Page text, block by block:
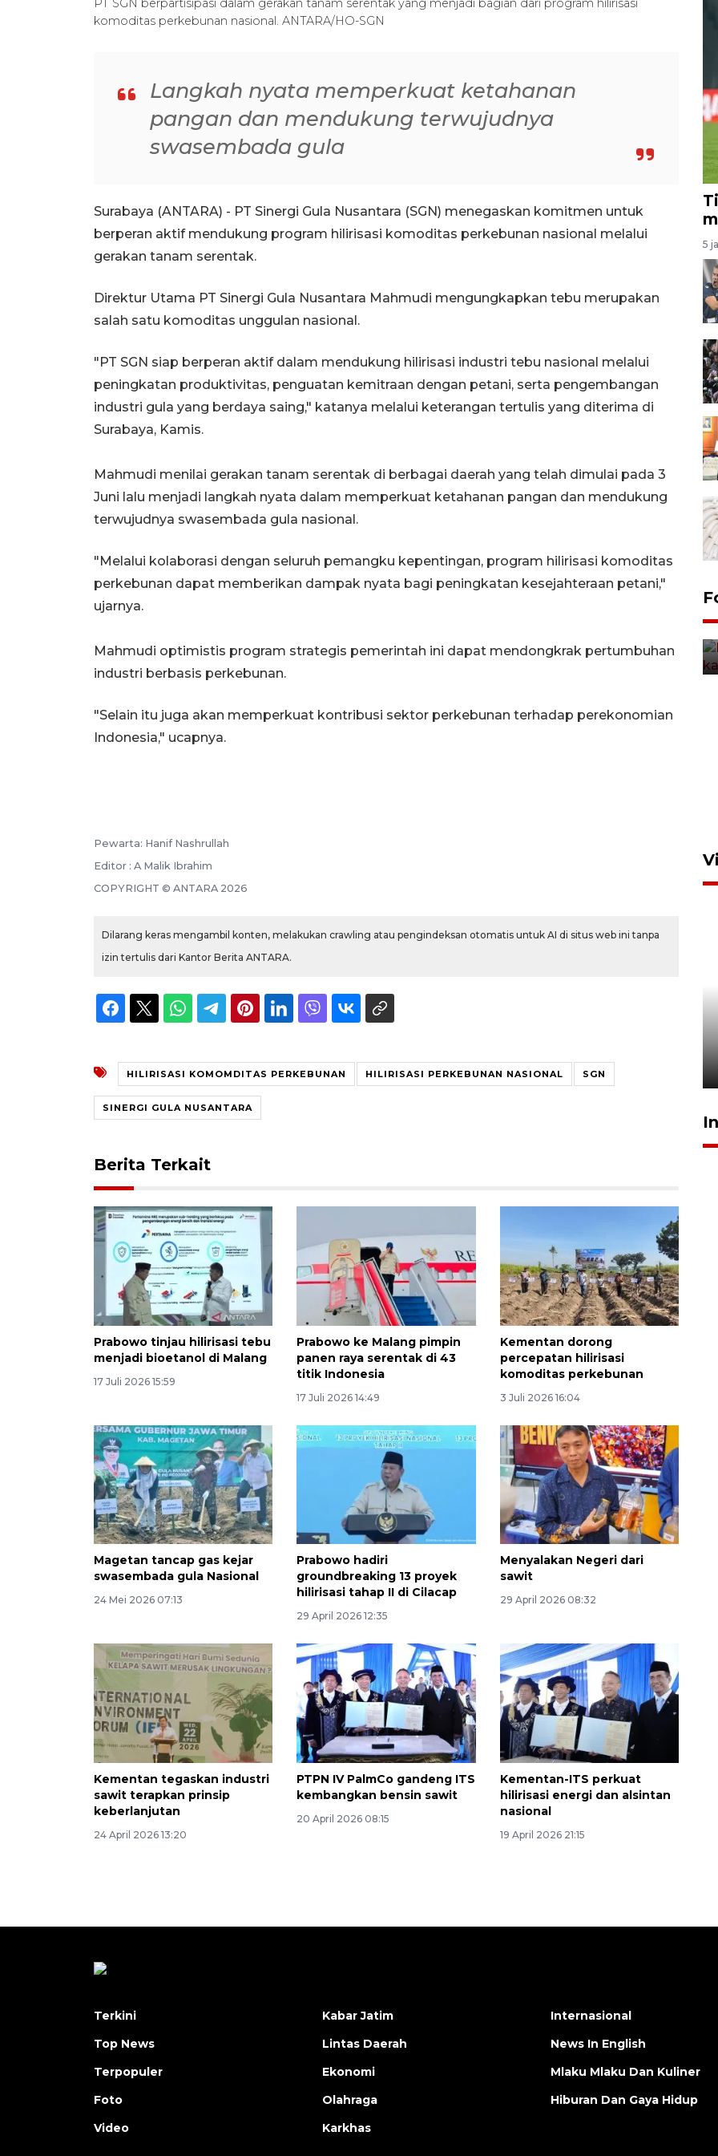
PT SGN berpartisipasi dalam gerakan tanam serentak yang menjadi bagian dari program hilirisasi
komoditas perkebunan nasional. ANTARA/HO-SGN
Langkah nyata memperkuat ketahanan
pangan dan mendukung terwujudnya
swasembada gula
Surabaya (ANTARA) - PT Sinergi Gula Nusantara (SGN) menegaskan komitmen untuk
berperan aktif mendukung program hilirisasi komoditas perkebunan nasional melalui
gerakan tanam serentak.
Direktur Utama PT Sinergi Gula Nusantara Mahmudi mengungkapkan tebu merupakan
salah satu komoditas unggulan nasional.
"PT SGN siap berperan aktif dalam mendukung hilirisasi industri tebu nasional melalui
peningkatan produktivitas, penguatan kemitraan dengan petani, serta pengembangan
industri gula yang berdaya saing," katanya melalui keterangan tertulis yang diterima di
Surabaya, Kamis.
Mahmudi menilai gerakan tanam serentak di berbagai daerah yang telah dimulai pada 3
Juni lalu menjadi langkah nyata dalam memperkuat ketahanan pangan dan mendukung
terwujudnya swasembada gula nasional.
"Melalui kolaborasi dengan seluruh pemangku kepentingan, program hilirisasi komoditas
perkebunan dapat memberikan dampak nyata bagi peningkatan kesejahteraan petani,"
ujarnya.
Mahmudi optimistis program strategis pemerintah ini dapat mendongkrak pertumbuhan
industri berbasis perkebunan.
"Selain itu juga akan memperkuat kontribusi sektor perkebunan terhadap perekonomian
Indonesia," ucapnya.
Pewarta: Hanif Nashrullah
Editor : A Malik Ibrahim
COPYRIGHT © ANTARA 2026
Dilarang keras mengambil konten, melakukan crawling atau pengindeksan otomatis untuk AI di situs web ini tanpa
izin tertulis dari Kantor Berita ANTARA.
HILIRISASI KOMOMDITAS PERKEBUNAN HILIRISASI PERKEBUNAN NASIONAL SGN
SINERGI GULA NUSANTARA
Berita Terkait
Prabowo tinjau hilirisasi tebu
menjadi bioetanol di Malang
17 Juli 2026 15:59
Prabowo ke Malang pimpin
panen raya serentak di 43
titik Indonesia
17 Juli 2026 14:49
Kementan dorong
percepatan hilirisasi
komoditas perkebunan
3 Juli 2026 16:04
Magetan tancap gas kejar
swasembada gula Nasional
24 Mei 2026 07:13
Prabowo hadiri
groundbreaking 13 proyek
hilirisasi tahap II di Cilacap
29 April 2026 12:35
Menyalakan Negeri dari
sawit
29 April 2026 08:32
Kementan tegaskan industri
sawit terapkan prinsip
keberlanjutan
24 April 2026 13:20
PTPN IV PalmCo gandeng ITS
kembangkan bensin sawit
20 April 2026 08:15
Kementan-ITS perkuat
hilirisasi energi dan alsintan
nasional
19 April 2026 21:15
5
Uji fungsi jembatan kereta api
2026-08-05 18:00:00
Terkini
Top News
Terpopuler
Foto
Video
Kabar Jatim
Lintas Daerah
Ekonomi
Olahraga
Karkhas
Internasional
News In English
Mlaku Mlaku Dan Kuliner
Hiburan Dan Gaya Hidup